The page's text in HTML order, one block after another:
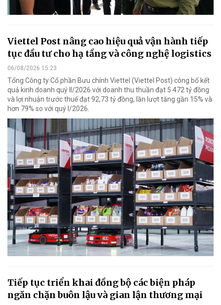
Viettel Post nâng cao hiệu quả vận hành tiếp
tục đầu tư cho hạ tầng và công nghệ logistics
06/08/2026 15:23
Tổng Công ty Cổ phần Bưu chính Viettel (Viettel Post) công bố kết
quả kinh doanh quý II/2026 với doanh thu thuần đạt 5.472 tỷ đồng
và lợi nhuận trước thuế đạt 92,73 tỷ đồng, lần lượt tăng gần 15% và
hơn 79% so với quý I/2026.
Tiếp tục triển khai đồng bộ các biện pháp
ngăn chặn buôn lậu và gian lận thương mại